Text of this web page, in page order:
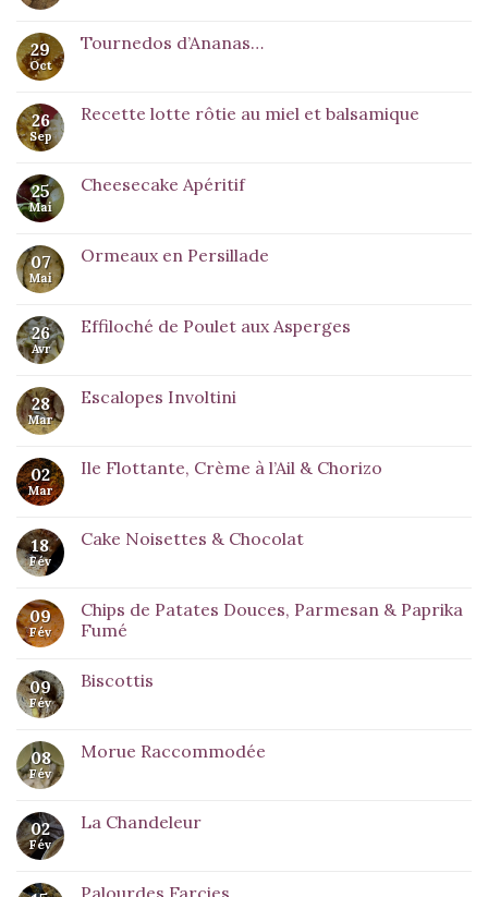
29
Oct
Tournedos d’Ananas…
26
Sep
Recette lotte rôtie au miel et balsamique
25
Mai
Cheesecake Apéritif
07
Mai
Ormeaux en Persillade
26
Avr
Effiloché de Poulet aux Asperges
28
Mar
Escalopes Involtini
02
Mar
Ile Flottante, Crème à l’Ail & Chorizo
18
Fév
Cake Noisettes & Chocolat
09
Fév
Chips de Patates Douces, Parmesan & Paprika
Fumé
09
Fév
Biscottis
08
Fév
Morue Raccommodée
02
Fév
La Chandeleur